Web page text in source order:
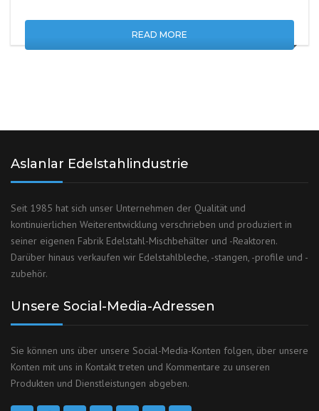
READ MORE
Aslanlar Edelstahlindustrie
Seit 1985 hat sich unser Unternehmen der Qualität und
kontinuierlichen Weiterentwicklung verschrieben und produziert in
seiner eigenen Fabrik Edelstahl-Mischbehälter und -Reaktoren.
Darüber hinaus verkaufen wir Edelstahlbleche, -stangen, -profile und -
zubehör.
Unsere Social-Media-Adressen
Sie können uns über unsere Social-Media-Konten folgen, über unsere
Konten mit uns in Kontakt treten und Kommentare zu unseren
Produkten und Dienstleistungen abgeben.